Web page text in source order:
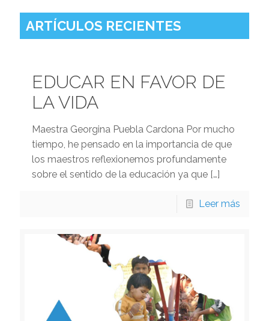
ARTÍCULOS RECIENTES
EDUCAR EN FAVOR DE
LA VIDA
Maestra Georgina Puebla Cardona Por mucho
tiempo, he pensado en la importancia de que
los maestros reflexionemos profundamente
sobre el sentido de la educación ya que […]
Leer más